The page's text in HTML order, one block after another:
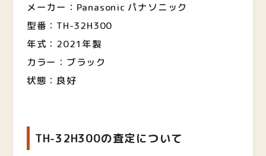
メーカー：Panasonic パナソニック
型番：TH-32H300
年式：2021年製
カラー：ブラック
状態：良好
TH-32H300の査定について